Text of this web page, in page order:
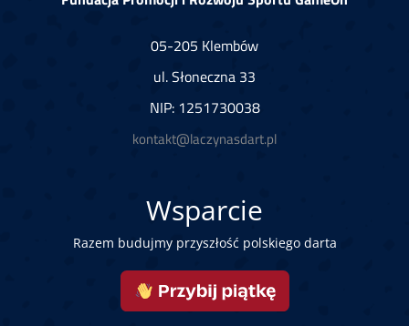
05-205 Klembów
ul. Słoneczna 33
NIP: 1251730038
kontakt@laczynasdart.pl
Wsparcie
Razem budujmy przyszłość polskiego darta